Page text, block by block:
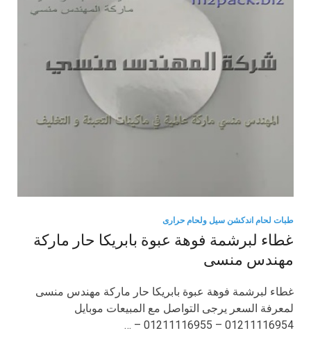
طبات لحام اندكشن سيل ولحام حرارى
غطاء لبرشمة فوهة عبوة بابريكا حار ماركة
مهندس منسى
غطاء لبرشمة فوهة عبوة بابريكا حار ماركة مهندس منسى
لمعرفة السعر يرجى التواصل مع المبيعات موبايل
01211116954 – 01211116955 – …